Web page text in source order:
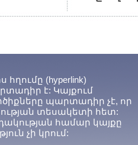
հղումը (hyperlink)
է: Կայքում
պարտադիր չէ, որ
տեսակետի հետ:
համար կայքը
չի կրում: